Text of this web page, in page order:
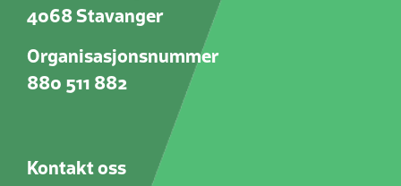
4068 Stavanger
Organisasjonsnummer
880 511 882
Kontakt oss